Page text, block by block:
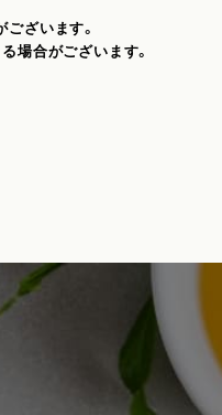
ざいます。
場合がございます。